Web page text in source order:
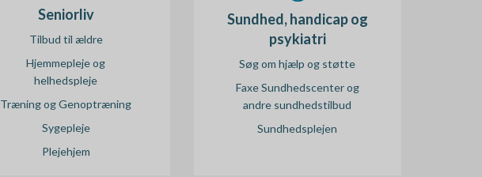
r
n
a
Seniorliv
Tilbud til ældre
Hjemmepleje og
helhedspleje
Træning og Genoptræning
Sygepleje
Plejehjem
Sundhed, handicap og
psykiatri
Søg om hjælp og støtte
Faxe Sundhedscenter og
andre sundhedstilbud
Sundhedsplejen